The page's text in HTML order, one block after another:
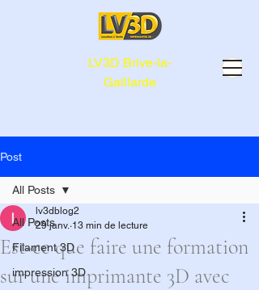
LV3D Brive-la-
Gaillarde
Post
All Posts
Filament 3D
impression 3D
All Posts
Est-ce que faire une formation
sur une imprimante 3D avec
lv3dblog2
29 janv. 13 min de lecture